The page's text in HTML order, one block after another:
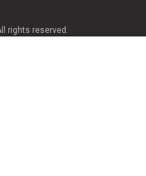
rights reserved.